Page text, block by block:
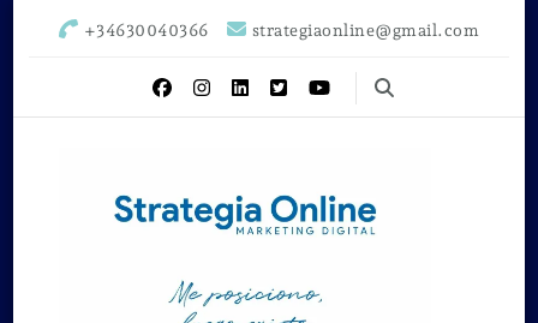
+34630040366 strategiaonline@gmail.com